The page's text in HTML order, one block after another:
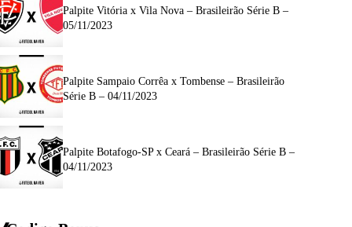
Palpite Vitória x Vila Nova – Brasileirão Série B –
05/11/2023
Palpite Sampaio Corrêa x Tombense – Brasileirão
Série B – 04/11/2023
Palpite Botafogo-SP x Ceará – Brasileirão Série B –
04/11/2023